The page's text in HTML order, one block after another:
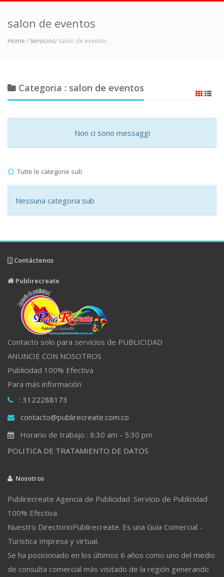
salon de eventos
Home / Servicios/ salon de eventos
Categoria : salon de eventos
Non ci sono messaggi
Tutte le categorie sub
Nessuna categoria sub
Contáctenos
Publirecreate
Contacto solo para servicios de PUBLICIDAD
ANUNCIE CON NOSOTROS
Publicidad 100% Efectiva
Para más información
: 3122288173
contacto@publirecreate.com.co
Horario de trabajo : 8:30 am - 5:30 pm
POLITICA DE TRATAMIENTO DE DATOS
Nosotros
Publirecreate Agencia de Publicidad .Servicio de Publicidad
100% Efectiva.
Nuestro DirectorioPublirecreate. Es una Guía Comercial -
Turistica Impresa y virtual.
Se ha posicionado en los últimos 6 años como uno del medio
de consulta comercial más visitado de la región generando